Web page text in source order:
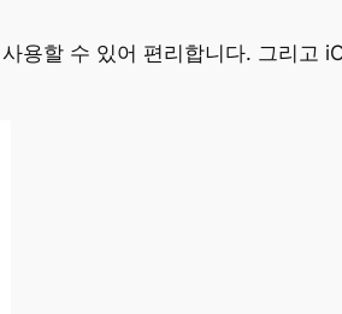
용할 수 있어 편리합니다. 그리고